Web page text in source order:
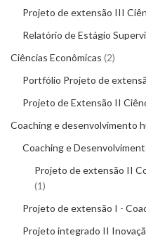
Projeto de extensão III
Relatório de Estágio
Ciências Econômicas 2
Portfólio Projeto de
Projeto de Extensão II
Coaching e desenvolvimento
Coaching e
Projeto de extensão II
1
Projeto de extensão I -
Projeto integrado II